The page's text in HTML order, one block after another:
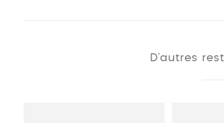
D'autres